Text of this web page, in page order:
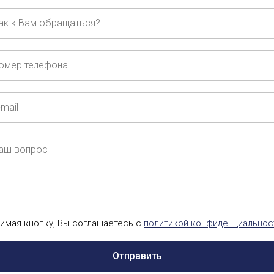
кнопку, Вы соглашаетесь с политикой
Отправить